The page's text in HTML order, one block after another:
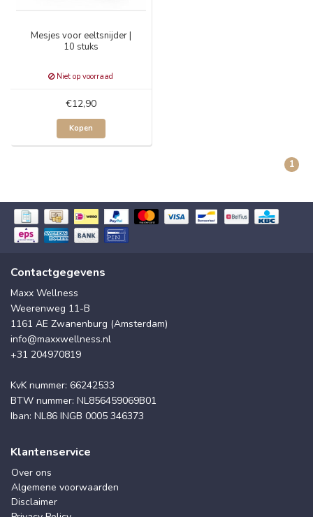
Mesjes voor eeltsnijder |
10 stuks
Niet op voorraad
€12,90
Kopen
1
Contactgegevens
Maxx Wellness
Weerenweg 11-B
1161 AE Zwanenburg (Amsterdam)
info@maxxwellness.nl
+31 204970819
KvK nummer: 66242533
BTW nummer: NL856459069B01
Iban: NL86 INGB 0005 346373
Klantenservice
Over ons
Algemene voorwaarden
Disclaimer